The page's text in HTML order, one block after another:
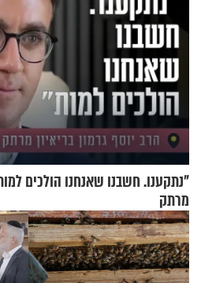
"נתקענו. חשבנו שאנחנו הולכים
מרתק